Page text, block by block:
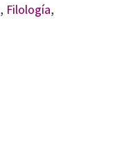
, Filología,